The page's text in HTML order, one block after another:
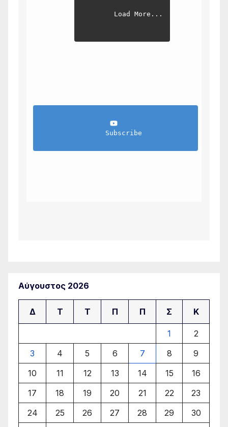
Load More...
                Subscribe
Αύγουστος 2026
Δ Τ Τ Π Π Σ Κ
1
2
3
4 5 6 7 8
9
10
11 12 13 14 15
16
17
18 19 20 21 22
23
24
25 26 27 28 29
30